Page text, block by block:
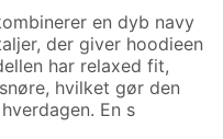
en dyb navy
der giver hoodieen
har relaxed fit,
hvilket gør den
En s